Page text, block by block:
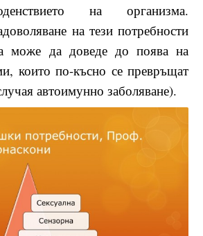
на организма.
на тези потребности
може да доведе до поява на
които по-късно се превръщат
автоимунно заболяване).